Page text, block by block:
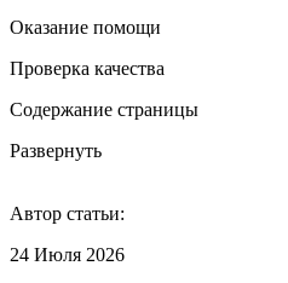
Оказание помощи
Проверка качества
Содержание страницы
Развернуть
Автор статьи:
24 Июля 2026